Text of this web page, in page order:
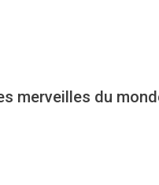
merveilles du